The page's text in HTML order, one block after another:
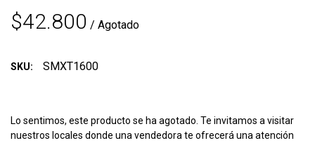
$42.800 / Agotado
SKU: SMXT1600
Lo sentimos, este producto se ha agotado. Te invitamos a visitar
nuestros locales donde una vendedora te ofrecerá una atención